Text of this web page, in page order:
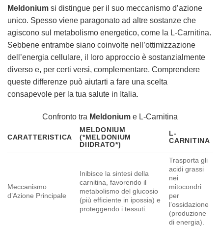
Meldonium si distingue per il suo meccanismo d’azione
unico. Spesso viene paragonato ad altre sostanze che
agiscono sul metabolismo energetico, come la L-Carnitina.
Sebbene entrambe siano coinvolte nell’ottimizzazione
dell’energia cellulare, il loro approccio è sostanzialmente
diverso e, per certi versi, complementare. Comprendere
queste differenze può aiutarti a fare una scelta
consapevole per la tua salute in Italia.
Confronto tra Meldonium e L-Carnitina
CARATTERISTICA
MELDONIUM
(*MELDONIUM
DIIDRATO*)
L-
CARNITINA
Meccanismo
d’Azione Principale
Inibisce la sintesi della
carnitina, favorendo il
metabolismo del glucosio
(più efficiente in ipossia) e
proteggendo i tessuti.
Trasporta gli
acidi grassi
nei
mitocondri
per
l’ossidazione
(produzione
di energia).